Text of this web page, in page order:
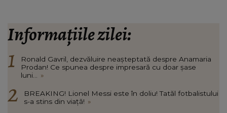
Informațiile zilei:
Ronald Gavril, dezvăluire neașteptată despre Anamaria
Prodan! Ce spunea despre impresară cu doar șase
luni...
»
BREAKING! Lionel Messi este în doliu! Tatăl fotbalistului
s-a stins din viață! »